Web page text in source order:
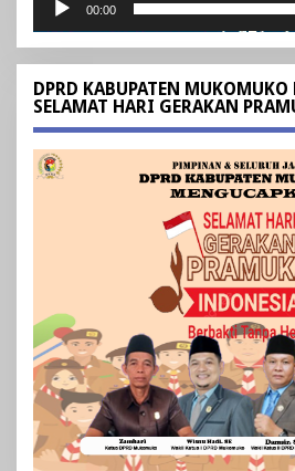
00:00
DPRD KABUPATEN MUKOMUKO
SELAMAT HARI GERAKAN